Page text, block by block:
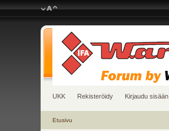
UKK Rekisteröidy Kirjaudu sisään
Etusivu